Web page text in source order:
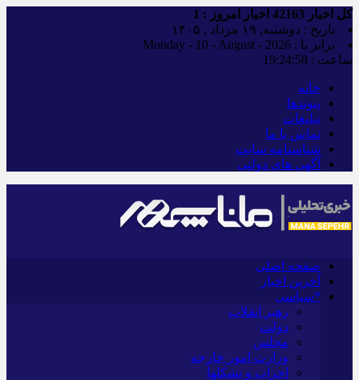
کل اخبار اخبار امروز : 1
تاریخ : دوشنبه, ۱۹ مرداد , ۱۴۰۵
برابر با : Monday - 10 - August - 2026
ساعت : 19:24:59
خانه
پیوندها
تبلیغات
تماس با ما
شناسنامه سایت
آگهی های دولتی
صفحه اصلی
آخرین اخبار
*سیاسی
رهبر انقلاب
دولت
مجلس
وزارت امور خارجه
احزاب و تشکلها